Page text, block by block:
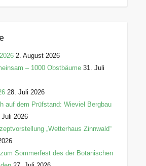
2. August 2026
– 1000 Obstbäume 31. Juli
28. Juli 2026
auf dem Prüfstand: Wieviel Bergbau
Juli 2026
„Wetterhaus Zinnwald“
Sommerfest des der Botanischen